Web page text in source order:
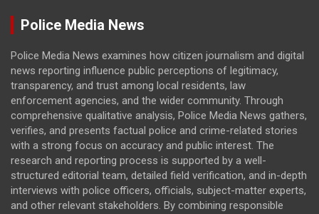
Police Media News
Police Media News examines how citizen journalism and digital
news reporting influence public perceptions of legitimacy,
transparency, and trust among local residents, law
enforcement agencies, and the wider community. Through
comprehensive qualitative analysis, Police Media News gathers,
verifies, and presents factual police and crime-related stories
with a strong focus on accuracy and public interest. The
research and reporting process is supported by a well-
structured editorial team, detailed field verification, and in-depth
interviews with police officers, officials, subject-matter experts,
and other relevant stakeholders. By combining responsible